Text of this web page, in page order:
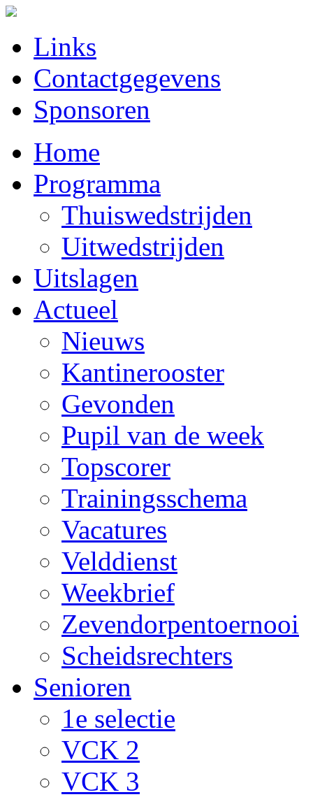
Links
Contactgegevens
Sponsoren
Home
Programma
Thuiswedstrijden
Uitwedstrijden
Uitslagen
Actueel
Nieuws
Kantinerooster
Gevonden
Pupil van de week
Topscorer
Trainingsschema
Vacatures
Velddienst
Weekbrief
Zevendorpentoernooi
Scheidsrechters
Senioren
1e selectie
VCK 2
VCK 3